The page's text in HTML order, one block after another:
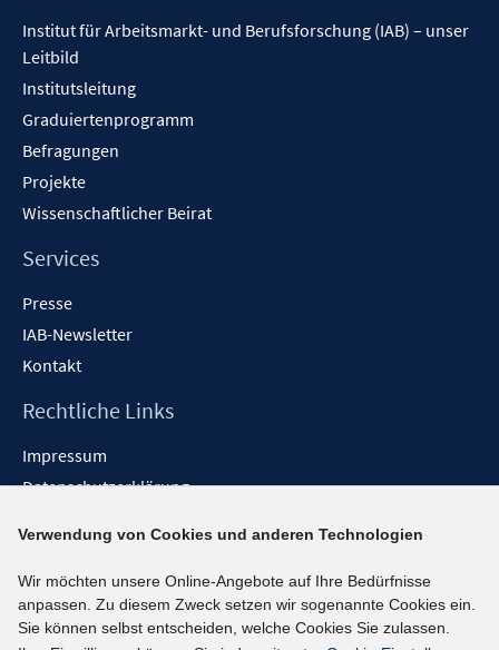
Institut für Arbeitsmarkt- und Berufsforschung (IAB) – unser
Leitbild
Institutsleitung
Graduiertenprogramm
Befragungen
Projekte
Wissenschaftlicher Beirat
Services
Presse
IAB-Newsletter
Kontakt
Rechtliche Links
Impressum
Datenschutzerklärung
Barrieren melden
Social-Media-Kanäle
BlueSky
Verwendung von Cookies und anderen Technologien
Wir möchten unsere Online-Angebote auf Ihre Bedürfnisse
anpassen. Zu diesem Zweck setzen wir sogenannte Cookies ein.
Sie können selbst entscheiden, welche Cookies Sie zulassen.